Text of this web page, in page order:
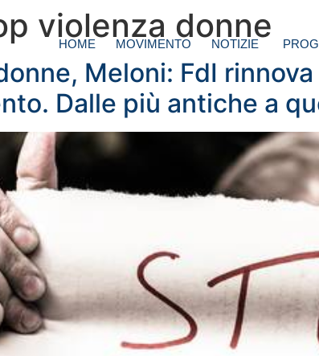
HOME MOVIMENTO NOTIZIE
violenza donne
Meloni: FdI
Dalle più antiche a